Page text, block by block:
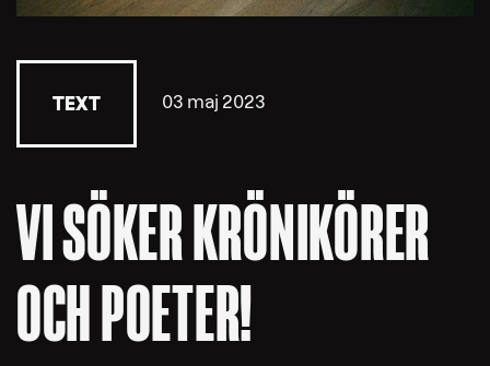
TEXT 03 maj 2023
VI SÖKER KRÖNIKÖRER
OCH POETER!